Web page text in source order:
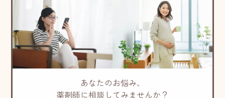
あなたのお悩み、
薬剤師に相談してみませんか？